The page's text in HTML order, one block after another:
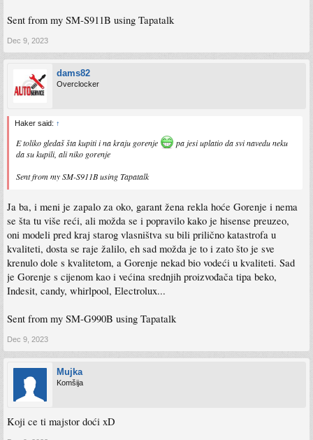
Sent from my SM-S911B using Tapatalk
Dec 9, 2023
dams82
Overclocker
Haker said: ↑
E toliko gledaš šta kupiti i na kraju gorenje
pa jesi uplatio da svi navedu neku
da su kupili, ali niko gorenje
Sent from my SM-S911B using Tapatalk
Ja ba, i meni je zapalo za oko, garant žena rekla hoće Gorenje i nema
se šta tu više reći, ali možda se i popravilo kako je hisense preuzeo,
oni modeli pred kraj starog vlasništva su bili prilično katastrofa u
kvaliteti, dosta se raje žalilo, eh sad možda je to i zato što je sve
krenulo dole s kvalitetom, a Gorenje nekad bio vodeći u kvaliteti. Sad
je Gorenje s cijenom kao i većina srednjih proizvođača tipa beko,
Indesit, candy, whirlpool, Electrolux...
Sent from my SM-G990B using Tapatalk
Dec 9, 2023
Mujka
Komšija
Koji ce ti majstor doći xD